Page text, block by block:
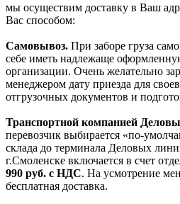
мы осуществим доставку в Ваш
Вас способом:
Самовывоз. При заборе груза
себе иметь надлежаще
организации. Очень желательно
менеджером дату приезда для
отгрузочных документов и
Транспортной компанией
перевозчик выбирается «по-
склада до терминала Деловых
г.Смоленске включается в счет
990 руб. с НДС. На усмотрение
бесплатная доставка.